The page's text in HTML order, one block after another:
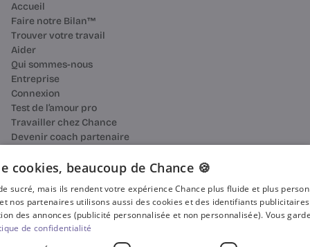
Accueil
Faire notre Bilan™
Trouver votre travail
Aider
Qui sommes-nous
Entreprise
Connexion
Test de l’amour pro
Travailler chez Chance
Devenir coach partenaire
Ressources
Bilan de compétences
Reconversion professionnelle
Blog
Média
Presse
Où faire votre bilan de compétences ?
cookies, beaucoup de Chance 🍪
sucré, mais ils rendent votre expérience Chance plus fluide et plus
nos partenaires utilisons aussi des cookies et des identifiants
des annonces (publicité personnalisée et non personnalisée). Vous
de confidentialité